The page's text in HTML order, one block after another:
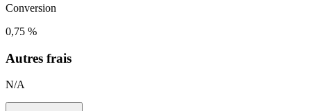
Conversion
0,75 %
Autres frais
N/A